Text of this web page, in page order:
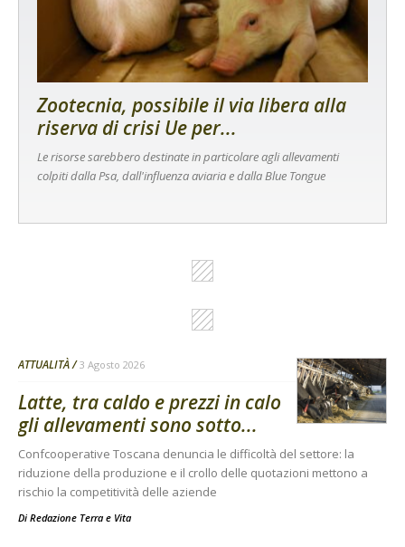
Zootecnia, possibile il via libera alla
riserva di crisi Ue per...
Le risorse sarebbero destinate in particolare agli allevamenti
colpiti dalla Psa, dall'influenza aviaria e dalla Blue Tongue
ATTUALITÀ 3 Agosto 2026
Latte, tra caldo e prezzi in calo
gli allevamenti sono sotto...
Confcooperative Toscana denuncia le difficoltà del settore: la
riduzione della produzione e il crollo delle quotazioni mettono a
rischio la competitività delle aziende
Di Redazione Terra e Vita